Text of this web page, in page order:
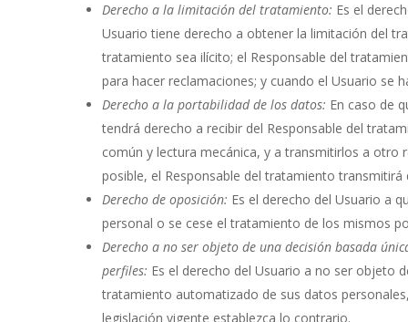
Derecho a la limitación del tratamiento: Es el
Usuario tiene derecho a obtener la limitación del
tratamiento sea ilícito; el Responsable del
para hacer reclamaciones; y cuando el Usuario se
Derecho a la portabilidad de los datos: En caso de
tendrá derecho a recibir del Responsable del
común y lectura mecánica, y a transmitirlos a otro
posible, el Responsable del tratamiento
Derecho de oposición: Es el derecho del Usuario a
personal o se cese el tratamiento de los mismos
Derecho a no ser objeto de una decisión basada
perfiles: Es el derecho del Usuario a no ser objeto
tratamiento automatizado de sus datos
legislación vigente establezca lo contrario.